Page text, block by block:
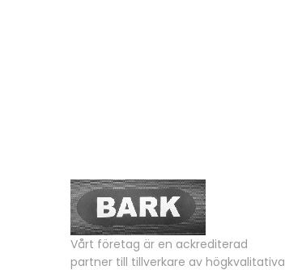
Vårt företag är en ackrediterad
partner till tillverkare av högkvalitativa